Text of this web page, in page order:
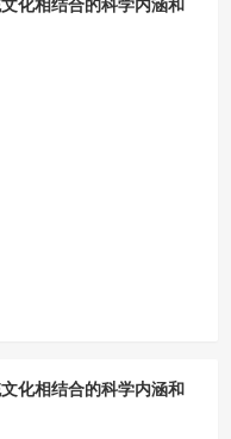
化相结合的科学内涵和